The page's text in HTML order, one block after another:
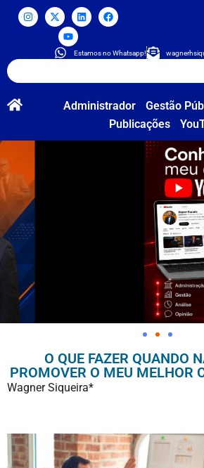
Estamos no Whatsapp!
Administrador
Gestão
Publicações
O QUE FAZER QUANDO
PROMOVER O MEU MELHOR
Wagner Siqueira*